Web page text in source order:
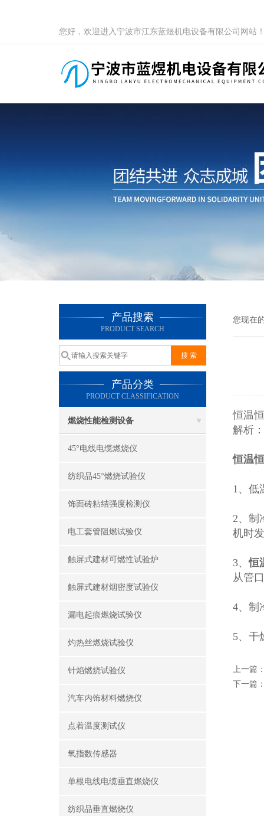
您好，欢迎进入宁波市江东蓝煜机电设备有限公司网站
产品搜索
PRODUCT SEARCH
产品分类
PRODUCT CLASSIFICATION
燃烧性能检测设备
45°电线电缆燃烧仪
纺织品45°燃烧试验仪
饰面砖粘结强度检测仪
电工套管阻燃试验仪
触屏式建材可燃性试验炉
触屏式建材烟密度试验仪
漏电起痕燃烧试验仪
灼热丝燃烧试验仪
针焰燃烧试验仪
汽车内饰材料燃烧仪
点着温度测试仪
氧指数传感器
单根电线电缆垂直燃烧仪
纺织品垂直燃烧仪
您现在
恒温
解析：
恒温
1、低
2、制
机时
3、恒
从管
4、制
5、干
上一篇
下一篇